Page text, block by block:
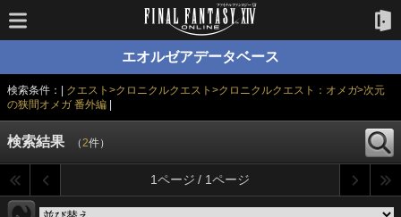
エオルゼアデータベース
検索条件：| クエスト>クロニクルクエスト>クロニクルクエスト：オメガ>次元
の狭間オメガ 番外編|
検索結果 （2件）
1ページ / 1ページ